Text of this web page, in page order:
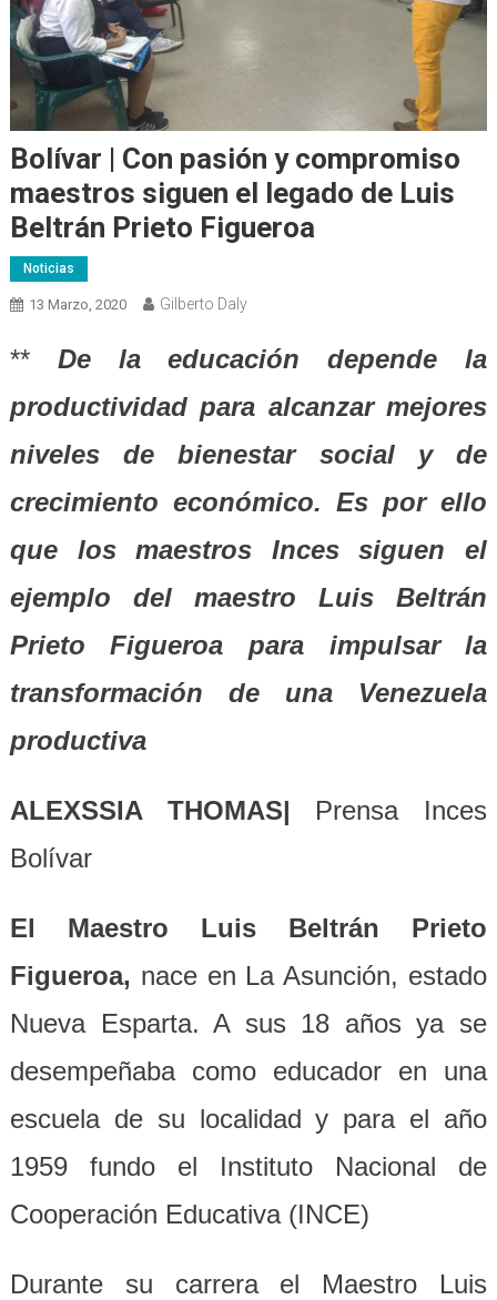
Bolívar | Con pasión y compromiso
maestros siguen el legado de Luis
Beltrán Prieto Figueroa
Noticias
13 Marzo, 2020 Gilberto Daly
**De la educación depende la
productividad para alcanzar mejores
niveles de bienestar social y de
crecimiento económico. Es por ello
que los maestros Inces siguen el
ejemplo del maestro Luis Beltrán
Prieto Figueroa para impulsar la
transformación de una Venezuela
productiva
ALEXSSIA THOMAS| Prensa Inces
Bolívar
El Maestro Luis Beltrán Prieto
Figueroa, nace en La Asunción, estado
Nueva Esparta. A sus 18 años ya se
desempeñaba como educador en una
escuela de su localidad y para el año
1959 fundo el Instituto Nacional de
Cooperación Educativa (INCE)
Durante su carrera el Maestro Luis